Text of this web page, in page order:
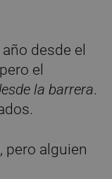
desde el
el
la barrera.
pero alguien